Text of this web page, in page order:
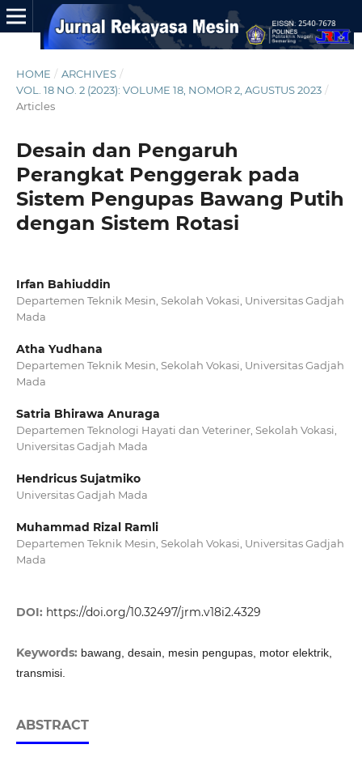
HOME / ARCHIVES /
VOL. 18 NO. 2 (2023): VOLUME 18, NOMOR 2, AGUSTUS 2023 /
Articles
Desain dan Pengaruh
Perangkat Penggerak pada
Sistem Pengupas Bawang Putih
dengan Sistem Rotasi
Irfan Bahiuddin
Departemen Teknik Mesin, Sekolah Vokasi, Universitas Gadjah
Mada
Atha Yudhana
Departemen Teknik Mesin, Sekolah Vokasi, Universitas Gadjah
Mada
Satria Bhirawa Anuraga
Departemen Teknologi Hayati dan Veteriner, Sekolah Vokasi,
Universitas Gadjah Mada
Hendricus Sujatmiko
Universitas Gadjah Mada
Muhammad Rizal Ramli
Departemen Teknik Mesin, Sekolah Vokasi, Universitas Gadjah
Mada
DOI: https://doi.org/10.32497/jrm.v18i2.4329
Keywords: bawang, desain, mesin pengupas, motor elektrik,
transmisi.
ABSTRACT